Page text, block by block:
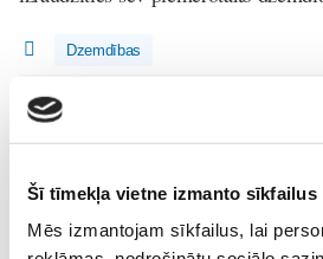
Šī tīmekļa vietne izmanto sīkfailus
Mēs izmantojam sīkfailus, lai
Dzemdības
Lasi vēl
Epidurālā anestēzija Gaidības
31. Jul 07:59